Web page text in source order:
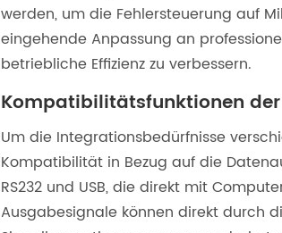
werden, um die Fehlersteuerung auf
eingehende Anpassung an
betriebliche Effizienz zu verbessern.
Kompatibilitätsfunktionen
Um die Integrationsbedürfnisse
Kompatibilität in Bezug auf die
RS232 und USB, die direkt mit
Ausgabesignale können direkt durch